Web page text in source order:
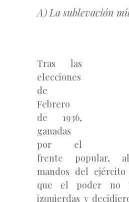
A) La sublevación
Tras las
elecciones
de
Febrero
de 1936,
ganadas
por el
frente popular,
mandos del
que el poder no
izquierdas y